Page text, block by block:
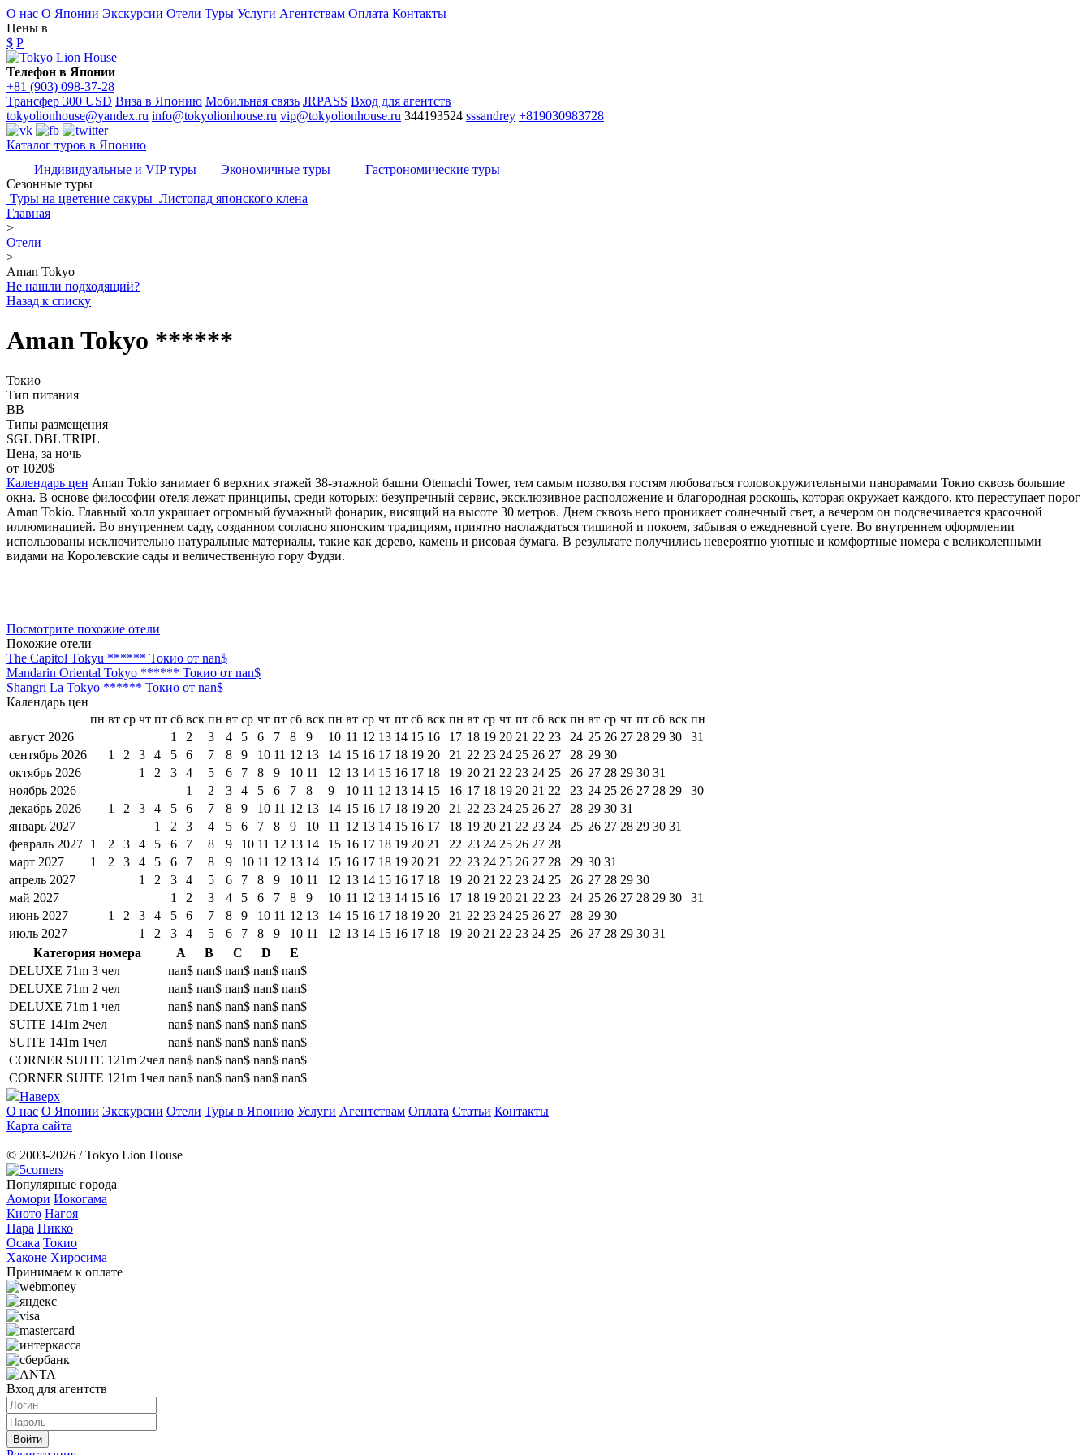
О нас О Японии Экскурсии Отели Туры Услуги Агентствам Оплата Контакты
Цены в
$ P
Телефон в Японии
+81 (903) 098-37-28
Трансфер 300 USD Виза в Японию Мобильная связь JRPASS Вход для агентств
tokyolionhouse@yandex.ru info@tokyolionhouse.ru vip@tokyolionhouse.ru 344193524 sssandrey +819030983728
Каталог туров в Японию
Индивидуальные и VIP туры
Экономичные туры
Гастрономические туры
Сезонные туры
Туры на цветение сакуры Листопад японского клена
Главная
>
Отели
>
Aman Tokyo
Не нашли подходящий?
Назад к списку
Aman Tokyo ******
Токио
Тип питания
BB
Типы размещения
SGL DBL TRIPL
Цена, за ночь
от 1020$
Календарь цен Aman Tokio занимает 6 верхних этажей 38-этажной башни Otemachi Tower, тем самым позволяя гостям любоваться головокружительными панорамами Токио сквозь большие
окна. В основе философии отеля лежат принципы, среди которых: безупречный сервис, эксклюзивное расположение и благородная роскошь, которая окружает каждого, кто переступает порог
Aman Tokio. Главный холл украшает огромный бумажный фонарик, висящий на высоте 30 метров. Днем сквозь него проникает солнечный свет, а вечером он подсвечивается красочной
иллюминацией. Во внутреннем саду, созданном согласно японским традициям, приятно наслаждаться тишиной и покоем, забывая о ежедневной суете. Во внутреннем оформлении
использованы исключительно натуральные материалы, такие как дерево, камень и рисовая бумага. В результате получились невероятно уютные и комфортные номера с великолепными
видами на Королевские сады и величественную гору Фудзи.
Посмотрите похожие отели
Похожие отели
The Capitol Tokyu ****** Токио от nan$
Mandarin Oriental Tokyo ****** Токио от nan$
Shangri La Tokyo ****** Токио от nan$
Календарь цен
пн вт ср чт пт сб вск пн вт ср чт пт сб вск пн вт ср чт пт сб вск пн вт ср чт пт сб вск пн вт ср чт пт сб вск пн
август 2026
1 2 3 4 5 6 7 8 9 10 11 12 13 14 15 16 17 18 19 20 21 22 23 24 25 26 27 28 29 30
31
сентябрь 2026
1 2 3 4 5 6 7 8 9 10 11 12 13 14 15 16 17 18 19 20 21 22 23 24 25 26 27 28 29 30
октябрь 2026
1 2 3 4 5 6 7 8 9 10 11 12 13 14 15 16 17 18 19 20 21 22 23 24 25 26 27 28 29 30 31
ноябрь 2026
1 2 3 4 5 6 7 8 9 10 11 12 13 14 15 16 17 18 19 20 21 22 23 24 25 26 27 28 29
30
декабрь 2026
1 2 3 4 5 6 7 8 9 10 11 12 13 14 15 16 17 18 19 20 21 22 23 24 25 26 27 28 29 30 31
январь 2027
1 2 3 4 5 6 7 8 9 10 11 12 13 14 15 16 17 18 19 20 21 22 23 24 25 26 27 28 29 30 31
февраль 2027 1 2 3 4 5 6 7 8 9 10 11 12 13 14 15 16 17 18 19 20 21 22 23 24 25 26 27 28
март 2027
1 2 3 4 5 6 7 8 9 10 11 12 13 14 15 16 17 18 19 20 21 22 23 24 25 26 27 28 29 30 31
апрель 2027
1 2 3 4 5 6 7 8 9 10 11 12 13 14 15 16 17 18 19 20 21 22 23 24 25 26 27 28 29 30
май 2027
1 2 3 4 5 6 7 8 9 10 11 12 13 14 15 16 17 18 19 20 21 22 23 24 25 26 27 28 29 30
31
июнь 2027
1 2 3 4 5 6 7 8 9 10 11 12 13 14 15 16 17 18 19 20 21 22 23 24 25 26 27 28 29 30
июль 2027
1 2 3 4 5 6 7 8 9 10 11 12 13 14 15 16 17 18 19 20 21 22 23 24 25 26 27 28 29 30 31
Категория номера
A B C D
E
DELUXE 71m 3 чел
nan$ nan$ nan$ nan$ nan$
DELUXE 71m 2 чел
nan$ nan$ nan$ nan$ nan$
DELUXE 71m 1 чел
nan$ nan$ nan$ nan$ nan$
SUITE 141m 2чел
nan$ nan$ nan$ nan$ nan$
SUITE 141m 1чел
nan$ nan$ nan$ nan$ nan$
CORNER SUITE 121m 2чел nan$ nan$ nan$ nan$ nan$
CORNER SUITE 121m 1чел nan$ nan$ nan$ nan$ nan$
Наверх
О нас О Японии Экскурсии Отели Туры в Японию Услуги Агентствам Оплата Статьи Контакты
Карта сайта
© 2003-2026 / Tokyo Lion House
Популярные города
Аомори Иокогама
Киото Нагоя
Нара Никко
Осака Токио
Хаконе Хиросима
Принимаем к оплате
Вход для агентств